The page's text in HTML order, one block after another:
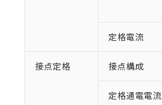
定格電流
接点定格 接点構成
定格通電電流